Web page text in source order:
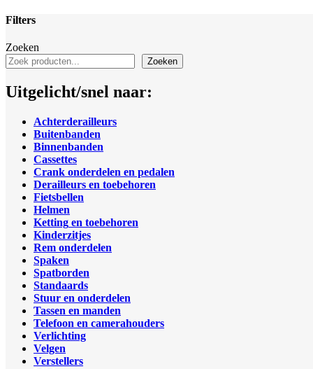
Close
Filters
Close
Filters
Zoeken
Zoeken
Uitgelicht/snel naar:
Achterderailleurs
Buitenbanden
Binnenbanden
Cassettes
Crank onderdelen en pedalen
Derailleurs en toebehoren
Fietsbellen
Helmen
Ketting en toebehoren
Kinderzitjes
Rem onderdelen
Spaken
Spatborden
Standaards
Stuur en onderdelen
Tassen en manden
Telefoon en camerahouders
Verlichting
Velgen
Verstellers